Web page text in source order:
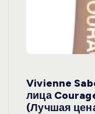
Vivienne
лица
(Лучшая